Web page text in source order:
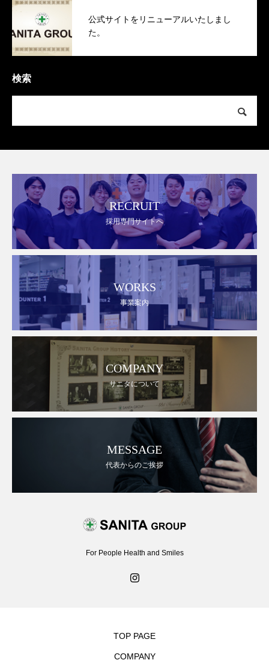
公式サイトをリニューアルいたしまし
た。
検索
RECRUIT
採用専門サイトへ
WORKS
事業案内
COMPANY
サニタについて
MESSAGE
代表からのご挨拶
For People Health and Smiles
TOP PAGE
COMPANY